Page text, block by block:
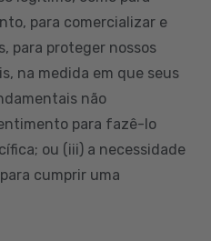
para comercializar e
para proteger nossos
na medida em que seus
não
para fazê-lo
ou (iii) a necessidade
cumprir uma